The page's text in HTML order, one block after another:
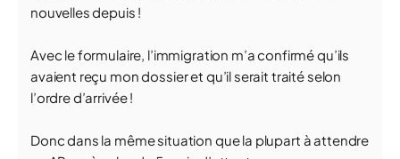
nouvelles depuis !
Avec le formulaire, l’immigration m’a confirmé qu’ils
avaient reçu mon dossier et qu’il serait traité selon
l’ordre d’arrivée !
Donc dans la même situation que la plupart à attendre